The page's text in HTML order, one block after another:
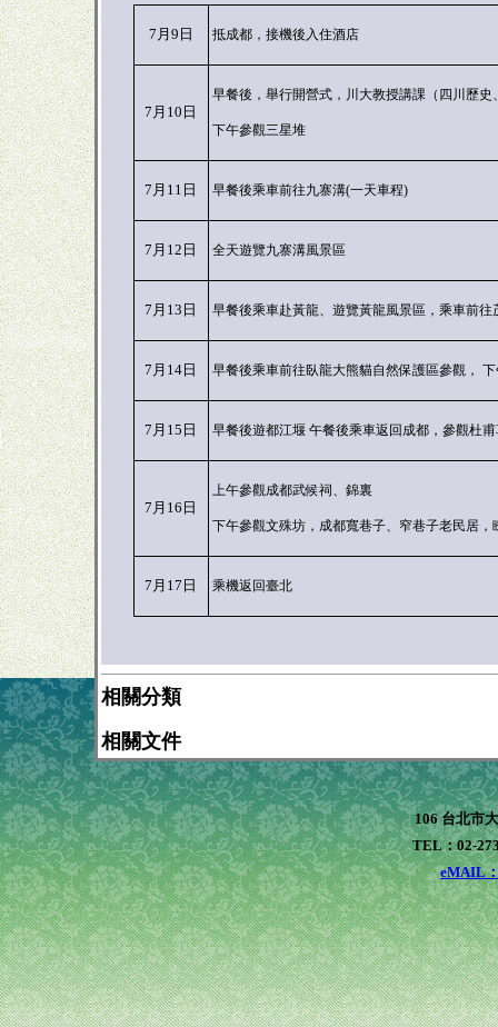
7月9日 抵成都，接機後入住酒店
7月10日
早餐後，舉行開營式，川大教授講課（四川歷史
下午參觀三星堆
7月11日 早餐後乘車前往九寨溝(一天車程)
7月12日 全天遊覽九寨溝風景區
7月13日 早餐後乘車赴黃龍、遊覽黃龍風景區，乘車前往
7月14日 早餐後乘車前往臥龍大熊貓自然保護區參觀，
7月15日 早餐後遊都江堰 午餐後乘車返回成都，參觀杜甫
7月16日
上午參觀成都武候祠、錦裏
下午參觀文殊坊，成都寬巷子、窄巷子老民居，
7月17日 乘機返回臺北
相關分類
相關文件
106 台北市
TEL：02-
eMAIL